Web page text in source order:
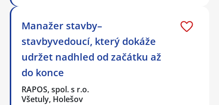
Manažer stavby–
stavbyvedoucí, který dokáže
udržet nadhled od začátku až
do konce
RAPOS, spol. s r.o.
Všetuly, Holešov